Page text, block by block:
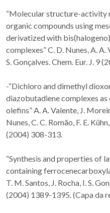
“Molecular structure-activity
organic compounds using
derivatized with
complexes” C. D. Nunes, A. A.
S. Gonçalves. Chem. Eur. J. 9
-“Dichloro and dimethyl
diazobutadiene complexes
olefins” A. A. Valente, J.
Nunes, C. C. Romão, F. E.
(2004) 308-313.
“Synthesis and properties of
containing
T. M. Santos, J. Rocha, I. S.
(2004) 1389-1395. (Capa da